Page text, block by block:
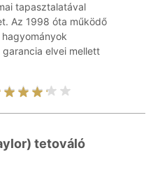
tapasztalatával
Az 1998 óta működő
elvei mellett
tetováló